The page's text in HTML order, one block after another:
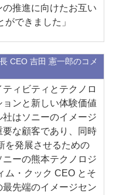
推進に向けたお互い
できました」
CEO 吉田 憲一郎のコメ
ティビティとテクノロ
ンと新しい体験価値
はソニーのイメージ
な顧客であり、同時
を発展させるための
ーの熊本テクノロジ
ム・クック CEO とそ
先端のイメージセン